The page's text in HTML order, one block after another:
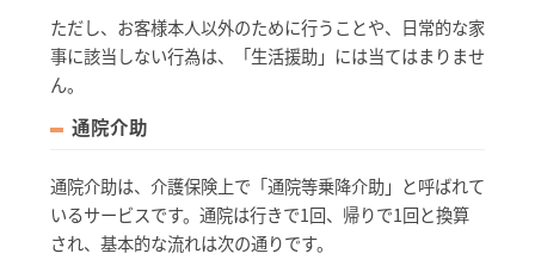
ただし、お客様本人以外のために行うことや、日常的な家
事に該当しない行為は、「生活援助」には当てはまりませ
ん。
通院介助
通院介助は、介護保険上で「通院等乗降介助」と呼ばれて
いるサービスです。通院は行きで1回、帰りで1回と換算
され、基本的な流れは次の通りです。